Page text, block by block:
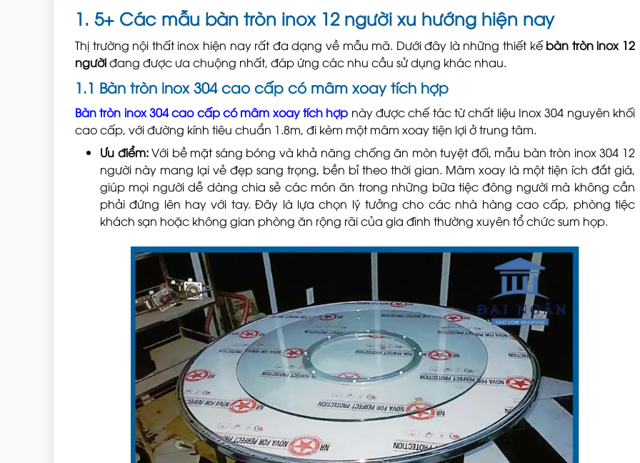
1. 5+ Các mẫu bàn tròn inox 12 người xu hướng hiện nay
Thị trường nội thất inox hiện nay rất đa dạng về mẫu mã. Dưới đây là những thiết kếbàn tròn inox 12
ngườiđang được ưa chuộng nhất, đáp ứng các nhu cầu sử dụng khác nhau.
1.1 Bàn tròn inox 304 cao cấp có mâm xoay tích hợp
Bàn tròn inox 304 cao cấp có mâm xoay tích hợp này được chế tác từ chất liệu Inox 304 nguyên khối
cao cấp, với đường kính tiêu chuẩn 1.8m, đi kèm một mâm xoay tiện lợi ở trung tâm.
Ưu điểm:Với bề mặt sáng bóng và khả năng chống ăn mòn tuyệt đối, mẫu bàn tròn inox 304 12
người này mang lại vẻ đẹp sang trọng, bền bỉ theo thời gian. Mâm xoay là một tiện ích đắt giá,
giúp mọi người dễ dàng chia sẻ các món ăn trong những bữa tiệc đông người mà không cần
phải đứng lên hay với tay. Đây là lựa chọn lý tưởng cho các nhà hàng cao cấp, phòng tiệc
khách sạn hoặc không gian phòng ăn rộng rãi của gia đình thường xuyên tổ chức sum họp.